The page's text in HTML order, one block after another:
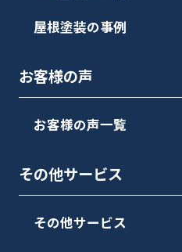
屋根塗装の事例
お客様の声
お客様の声一覧
その他サービス
その他サービス